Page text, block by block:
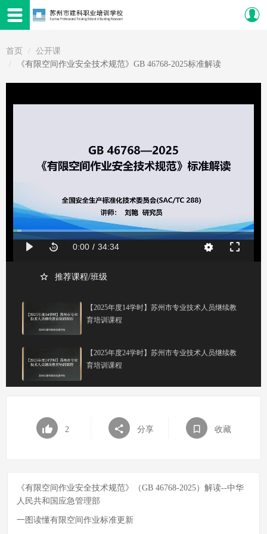
首页
公开课
《有限空间作业安全技术规范》GB 46768-2025标准解读
推荐课程/班级
【2025年度14学时】苏州市专业技术人员继续教
育培训课程
【2025年度24学时】苏州市专业技术人员继续教
育培训课程
2 分享 收藏
《有限空间作业安全技术规范》（GB 46768-2025）解读--中华
人民共和国应急管理部
一图读懂有限空间作业标准更新